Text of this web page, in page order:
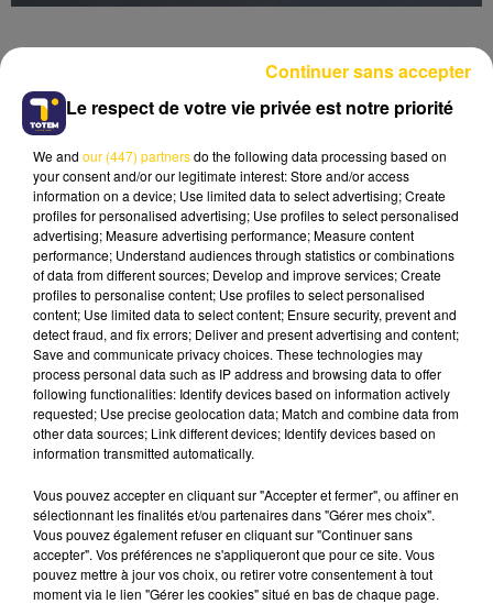
14 mai 2025 - 6 min 57 sec
L'INFO DE LA CORRÈZE DU 14/05/25 À
12H01
Ecoutez sur Totem l'information à Tulle, Brive,
dans le Nord du Lot et le pays sarladais avec les
reportages de nos journalistes sur le terrain.
Le respect de votre vie privée est notre priorité
We and our (447) partnersdo the following data processing based on
your consent and/or our legitimate interest: Store and/or access
information on a device; Use limited data to select advertising; Create
profiles for personalised advertising; Use profiles to select personalised
advertising; Measure advertising performance; Measure content
performance; Understand audiences through statistics or combinations
of data from different sources; Develop and improve services; Create
profiles to personalise content; Use profiles to select personalised
content; Use limited data to select content; Ensure security, prevent and
detect fraud, and fix errors; Deliver and present advertising and content;
Save and communicate privacy choices. These technologies may
process personal data such as IP address and browsing data to offer
following functionalities: Identify devices based on information actively
requested; Use precise geolocation data; Match and combine data from
other data sources; Link different devices; Identify devices based on
information transmitted automatically.
Vous pouvez accepter en cliquant sur "Accepter et fermer", ou affiner en
sélectionnant les finalités et/ou partenaires dans "Gérer mes choix".
Vous pouvez également refuser en cliquant sur "Continuer sans
accepter". Vos préférences ne s'appliqueront que pour ce site. Vous
pouvez mettre à jour vos choix, ou retirer votre consentement à tout
moment via le lien "Gérer les cookies" situé en bas de chaque page.
Continuer sans accepter